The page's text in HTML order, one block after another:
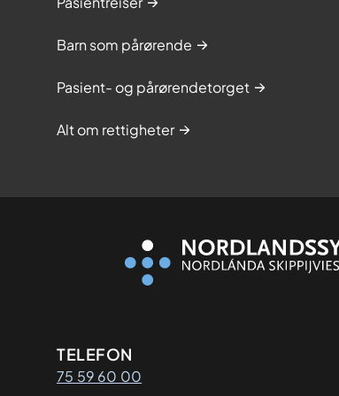
Barn som pårørende
Pasient- og pårørendetorget
Alt om rettigheter
Kontaktinformasjon
TELEFON
75 59 60 00